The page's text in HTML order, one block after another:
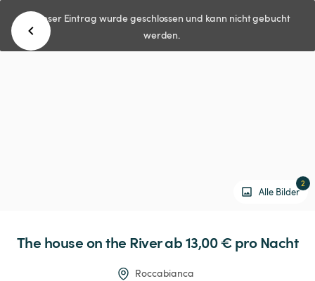
Dieser Eintrag wurde geschlossen und kann nicht gebucht
werden.
Alle Bilder
2
The houseonthe River ab 13,00 € pro Nacht
Roccabianca